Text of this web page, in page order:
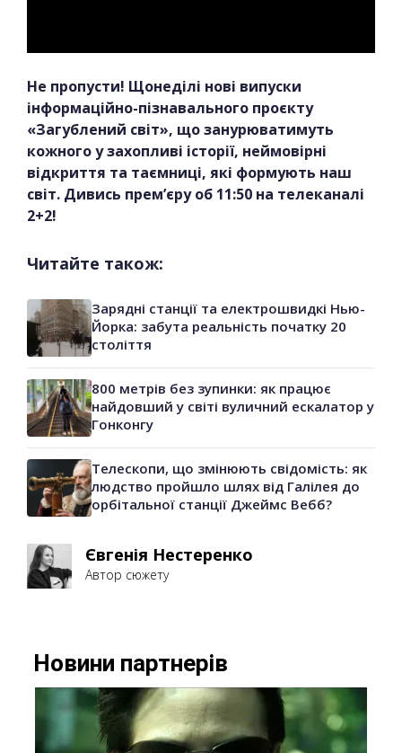
Не пропусти! Щонеділі нові випуски
інформаційно-пізнавального проєкту
«Загублений світ», що занурюватимуть
кожного у захопливі історії, неймовірні
відкриття та таємниці, які формують наш
світ. Дивись прем’єру об 11:50 на телеканалі
2+2!
Читайте також:
Зарядні станції та електрошвидкі Нью-
Йорка: забута реальність початку 20
століття
800 метрів без зупинки: як працює
найдовший у світі вуличний ескалатор у
Гонконгу
Телескопи, що змінюють свідомість: як
людство пройшло шлях від Галілея до
орбітальної станції Джеймс Вебб?
Євгенія Нестеренко
Автор сюжету